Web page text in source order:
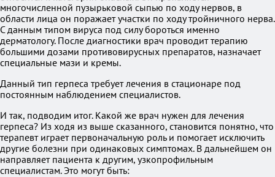
многочисленной пузырьковой сыпью по ходу нервов, в
области лица он поражает участки по ходу тройничного нерва.
С данным типом вируса под силу бороться именно
дерматологу. После диагностики врач проводит терапию
большими дозами противовирусных препаратов, назначает
специальные мази и кремы.
Данный тип герпеса требует лечения в стационаре под
постоянным наблюдением специалистов.
И так, подводим итог. Какой же врач нужен для лечения
герпеса? Из ходя из выше сказанного, становится понятно, что
терапевт играет первоначальную роль и помогает исключить
другие болезни при одинаковых симптомах. В дальнейшем он
направляет пациента к другим, узкопрофильным
специалистам. Это могут быть: